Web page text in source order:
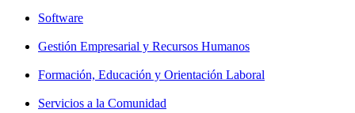
Software
Gestión Empresarial y Recursos Humanos
Formación, Educación y Orientación Laboral
Servicios a la Comunidad